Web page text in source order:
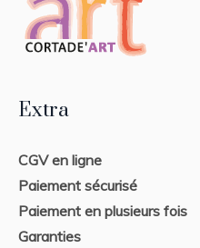
Extra
CGV en ligne
Paiement sécurisé
Paiement en plusieurs fois
Garanties